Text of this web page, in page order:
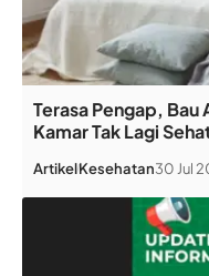
Terasa Pengap, Bau
Kamar Tak Lagi
ArtikelKesehatan30 Jul